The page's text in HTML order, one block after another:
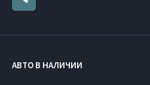
АВТО В НАЛИЧИИ